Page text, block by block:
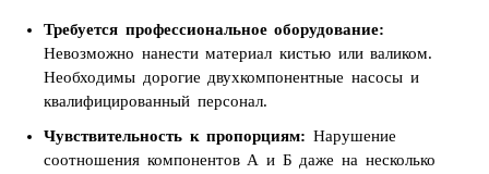
Требуется профессиональное оборудование:
Невозможно нанести материал кистью или валиком.
Необходимы дорогие двухкомпонентные насосы и
квалифицированный персонал.
Чувствительность к пропорциям: Нарушение
соотношения компонентов А и Б даже на несколько